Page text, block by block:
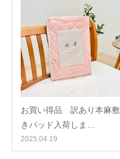
お買い得品 訳あり本麻敷
きパッド入荷しま…
2025.04.19